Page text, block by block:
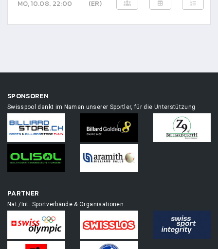
MO, 10.08. 22:00
(ER)
SPONSOREN
Swisspool dankt im Namen unserer Sportler, für die Unterstützung
PARTNER
Nat./Int. Sportverbände & Organisationen